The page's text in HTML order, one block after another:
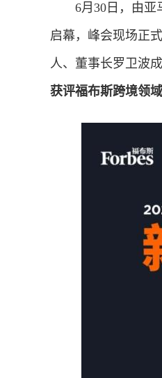
6月30日，由亚马
启幕，峰会现场正
人、董事长罗卫波成
获评福布斯跨境领